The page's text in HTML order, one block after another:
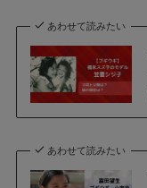
あわせて読みたい
あわせて読みたい